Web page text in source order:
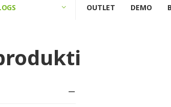
OUTLET DEMO